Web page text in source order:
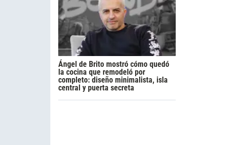
Ángel de Brito mostró cómo quedó
la cocina que remodeló por
completo: diseño minimalista, isla
central y puerta secreta